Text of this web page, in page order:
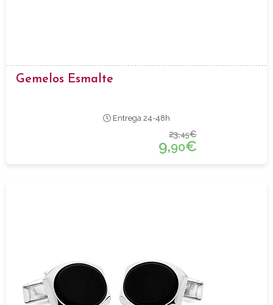
Gemelos Esmalte
Entrega 24-48h
23,45€
9,90€